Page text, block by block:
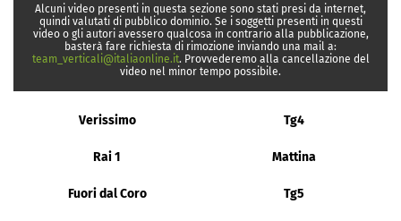
Alcuni video presenti in questa sezione sono stati presi da internet,
quindi valutati di pubblico dominio. Se i soggetti presenti in questi
video o gli autori avessero qualcosa in contrario alla pubblicazione,
basterà fare richiesta di rimozione inviando una mail a:
team_verticali@italiaonline.it. Provvederemo alla cancellazione del
video nel minor tempo possibile.
Verissimo Tg4
Rai 1 Mattina
Fuori dal Coro Tg5